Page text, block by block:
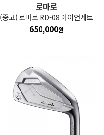
로마로
(중고) 로마로 RD-08 아이언세트
650,000원